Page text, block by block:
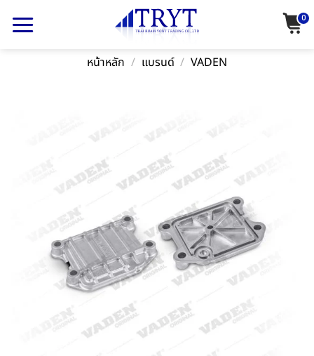
0
หน้าหลัก / แบรนด์ / VADEN